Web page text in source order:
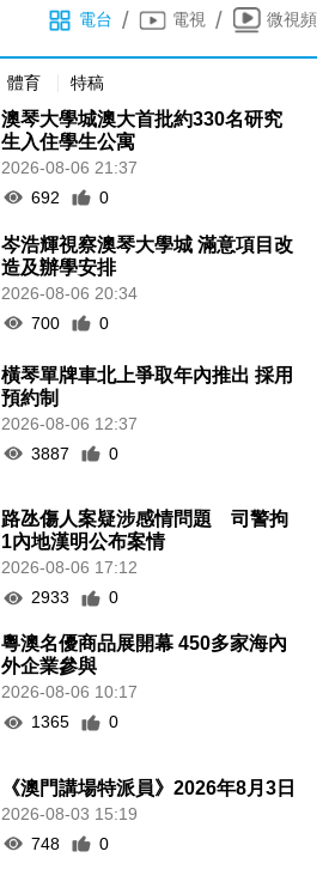
電台 / 電視 / 微視頻
體育 特稿
澳琴大學城澳大首批約330名研究
生入住學生公寓
2026-08-06 21:37
692
0
岑浩輝視察澳琴大學城 滿意項目改
造及辦學安排
2026-08-06 20:34
700
0
橫琴單牌車北上爭取年內推出 採用
預約制
2026-08-06 12:37
3887
0
路氹傷人案疑涉感情問題 司警拘
1內地漢明公布案情
2026-08-06 17:12
2933
0
粵澳名優商品展開幕 450多家海內
外企業參與
2026-08-06 10:17
1365
0
《澳門講場特派員》2026年8月3日
2026-08-03 15:19
748
0